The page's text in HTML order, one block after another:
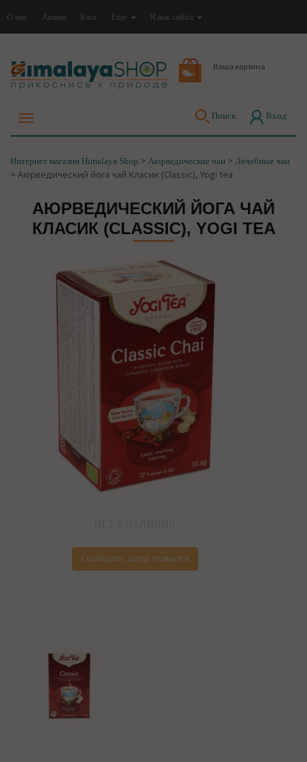
О нас Акции Блог Еще Язык сайта
Ваша корзина
Поиск Вход
Интернет магазин Himalaya Shop > Аюрведические чаи > Лечебные чаи
> Аюрведический йога чай Класик (Classic), Yogi tea
АЮРВЕДИЧЕСКИЙ ЙОГА ЧАЙ
КЛАСИК (CLASSIC), YOGI TEA
Сообщите, когда появится